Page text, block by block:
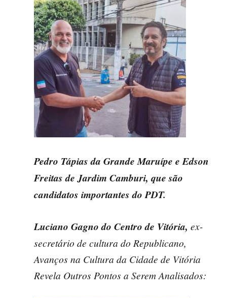
Pedro Tápias da Grande Maruípe e Edson
Freitas de Jardim Camburi, que são
candidatos importantes do PDT.
Luciano Gagno do Centro de Vitória, ex-
secretário de cultura do Republicano,
Avanços na Cultura da Cidade de Vitória
Revela Outros Pontos a Serem Analisados: